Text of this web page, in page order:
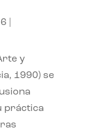
y
1990) se
práctica